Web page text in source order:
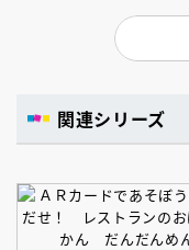
関連シリーズ